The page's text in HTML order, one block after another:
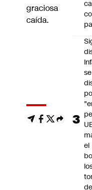
graciosa
caída.
se
el